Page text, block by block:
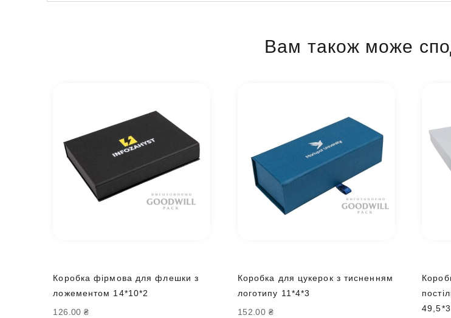
Вам також може
Коробка фірмова для флешки з
ложементом 14*10*2
126.00₴
Коробка для цукерок з тисненням
логотипу 11*4*3
152.00 ₴